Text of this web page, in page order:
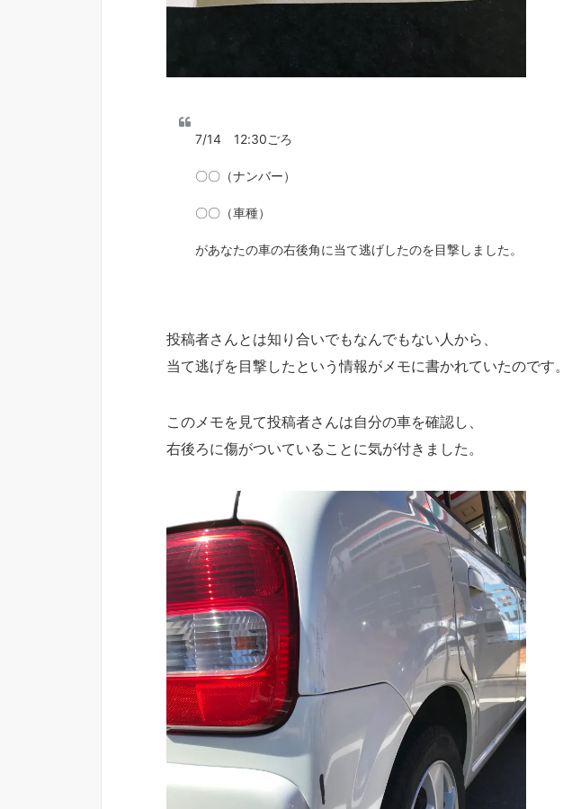
7/14 12:30ごろ
〇〇（ナンバー）
〇〇（車種）
があなたの車の右後角に当て逃げしたのを目撃しました。
投稿者さんとは知り合いでもなんでもない人から、
当て逃げを目撃したという情報がメモに書かれていたのです。
このメモを見て投稿者さんは自分の車を確認し、
右後ろに傷がついていることに気が付きました。